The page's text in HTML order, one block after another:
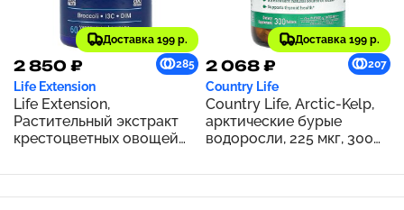
Доставка 199 р.
2 850 ₽ 285
Life Extension
Life Extension,
Растительный экстракт
крестоцветных овощей
ресвератролом, 60
Доставка 199 р.
2 068 ₽ 207
Country Life
Country Life, Arctic-Kelp,
арктические бурые
водоросли, 225 мкг, 300